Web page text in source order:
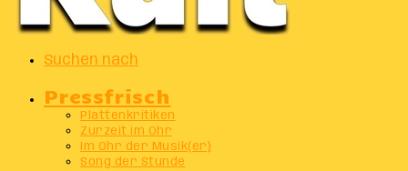
Suchen nach
Pressfrisch
Plattenkritiken
Zurzeit im Ohr
Im Ohr der Musik(er)
Song der Stunde